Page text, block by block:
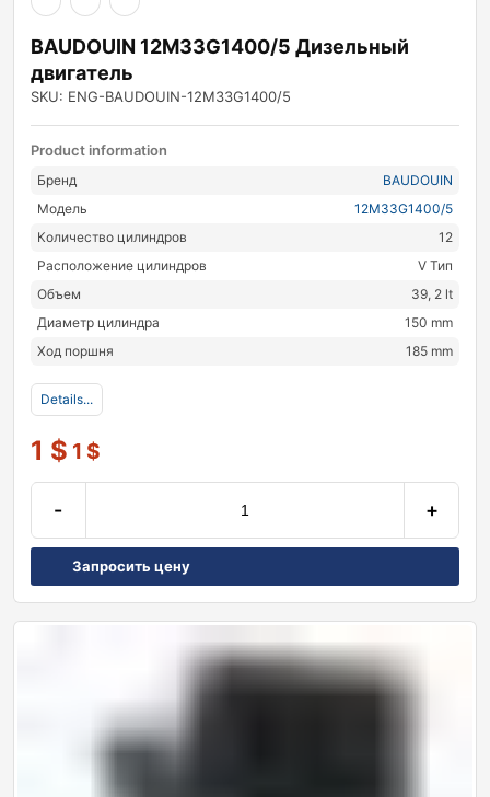
BAUDOUIN 12M33G1400/5 Дизельный
двигатель
SKU: ENG-BAUDOUIN-12M33G1400/5
Product information
Бренд
BAUDOUIN
Модель
12M33G1400/5
Количество цилиндров
12
Расположение цилиндров
V Тип
Объем
39, 2 lt
Диаметр цилиндра
150 mm
Ход поршня
185 mm
Details...
1 $ 1 $
- +
Запросить цену